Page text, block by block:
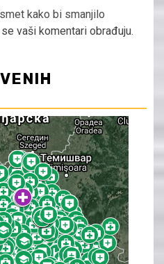
kako bi smanjilo
vaši komentari obrađuju.